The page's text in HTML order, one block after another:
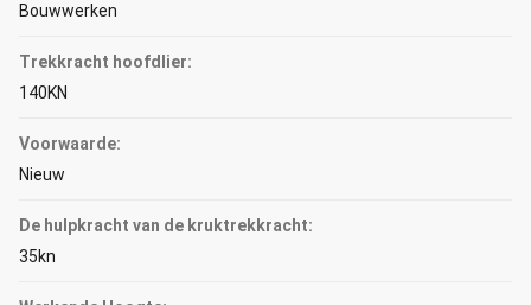
Bouwwerken
Trekkracht hoofdlier:
140KN
Voorwaarde:
Nieuw
De hulpkracht van de kruktrekkracht:
35kn